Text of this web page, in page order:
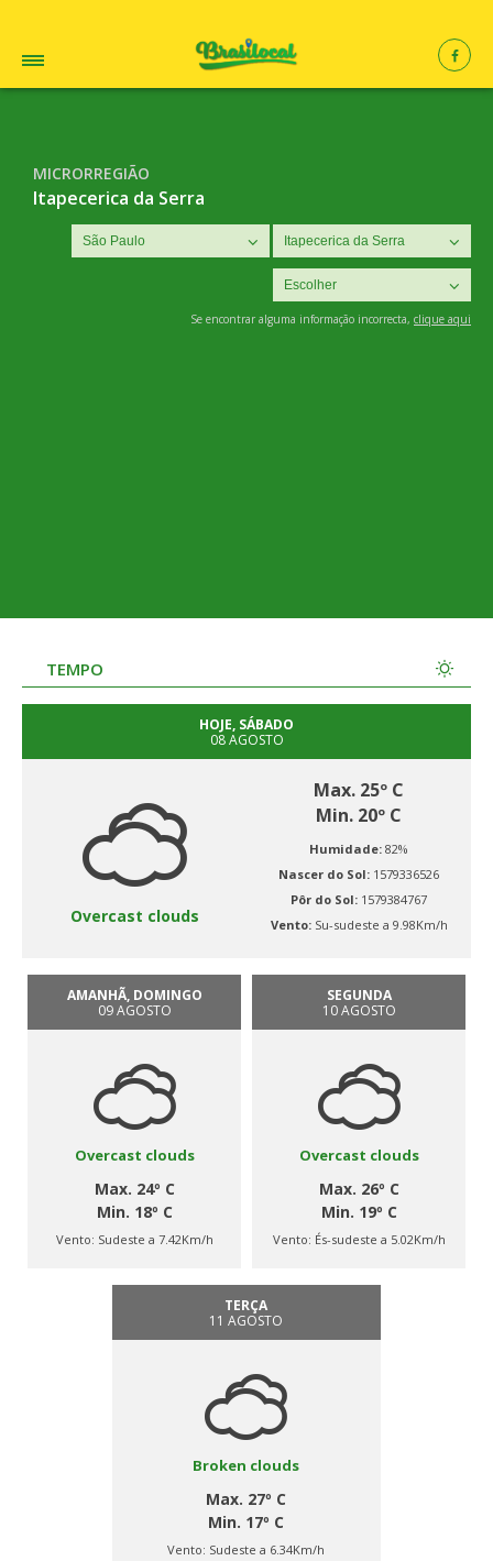
MICRORREGIÃO
Itapecerica da Serra
Se encontrar alguma informação incorrecta, clique aqui
TEMPO
HOJE, SÁBADO
08 AGOSTO
Overcast clouds
Max. 25º C
Min. 20º C
Humidade: 82%
Nascer do Sol: 1579336526
Pôr do Sol: 1579384767
Vento: Su-sudeste a 9.98Km/h
AMANHÃ, DOMINGO
09 AGOSTO
Overcast clouds
Max. 24º C
Min. 18º C
Vento: Sudeste a 7.42Km/h
SEGUNDA
10 AGOSTO
Overcast clouds
Max. 26º C
Min. 19º C
Vento: És-sudeste a 5.02Km/h
TERÇA
11 AGOSTO
Broken clouds
Max. 27º C
Min. 17º C
Vento: Sudeste a 6.34Km/h